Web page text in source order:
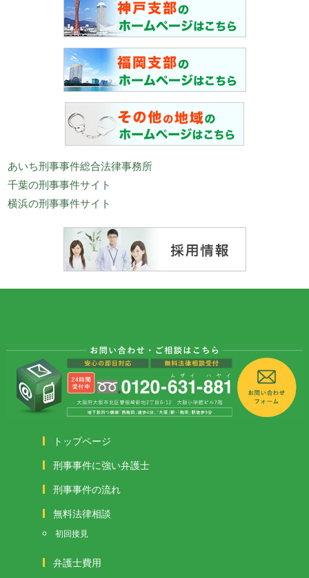
あいち刑事事件総合法律事務所
千葉の刑事事件サイト
横浜の刑事事件サイト
トップページ
刑事事件に強い弁護士
刑事事件の流れ
無料法律相談
初回接見
弁護士費用